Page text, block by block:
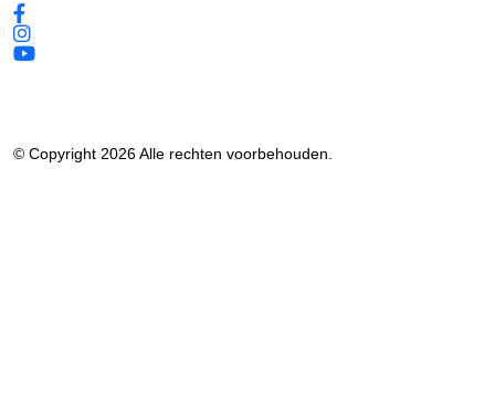
© Copyright 2026 Alle rechten voorbehouden.